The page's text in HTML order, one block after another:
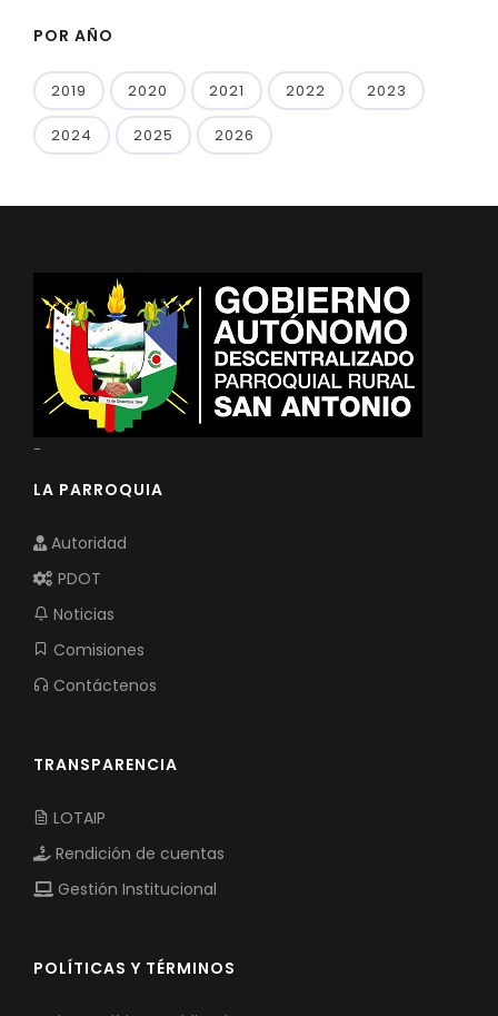
POR AÑO
2019 2020 2021 2022 2023
2024 2025 2026
-
LA PARROQUIA
Autoridad
PDOT
Noticias
Comisiones
Contáctenos
TRANSPARENCIA
LOTAIP
Rendición de cuentas
Gestión Institucional
POLÍTICAS Y TÉRMINOS